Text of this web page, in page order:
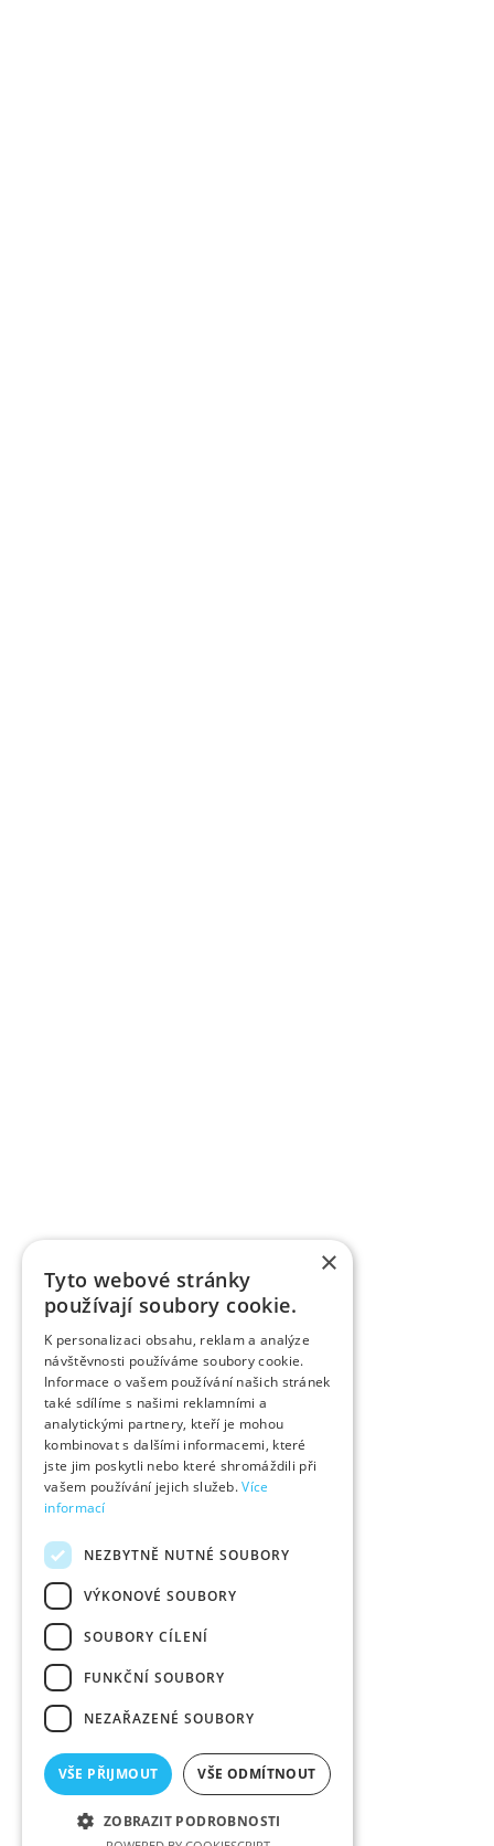
×
Tyto webové stránky
používají soubory cookie.
K personalizaci obsahu, reklam a analýze
návštěvnosti používáme soubory cookie.
Informace o vašem používání našich stránek
také sdílíme s našimi reklamními a
analytickými partnery, kteří je mohou
kombinovat s dalšími informacemi, které
jste jim poskytli nebo které shromáždili při
vašem používání jejich služeb.Více
informací
NEZBYTNĚ NUTNÉ SOUBORY
VÝKONOVÉ SOUBORY
SOUBORY CÍLENÍ
FUNKČNÍ SOUBORY
NEZAŘAZENÉ SOUBORY
VŠE PŘIJMOUT VŠE ODMÍTNOUT
ZOBRAZIT PODROBNOSTI